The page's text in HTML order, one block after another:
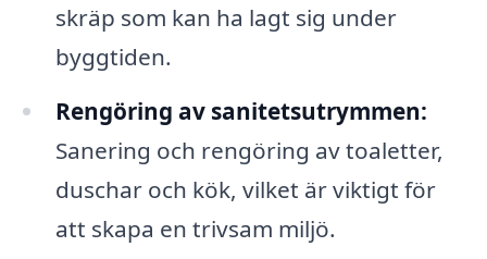
skräp som kan ha lagt sig under
byggtiden.
Rengöring av sanitetsutrymmen:
Sanering och rengöring av toaletter,
duschar och kök, vilket är viktigt för
att skapa en trivsam miljö.